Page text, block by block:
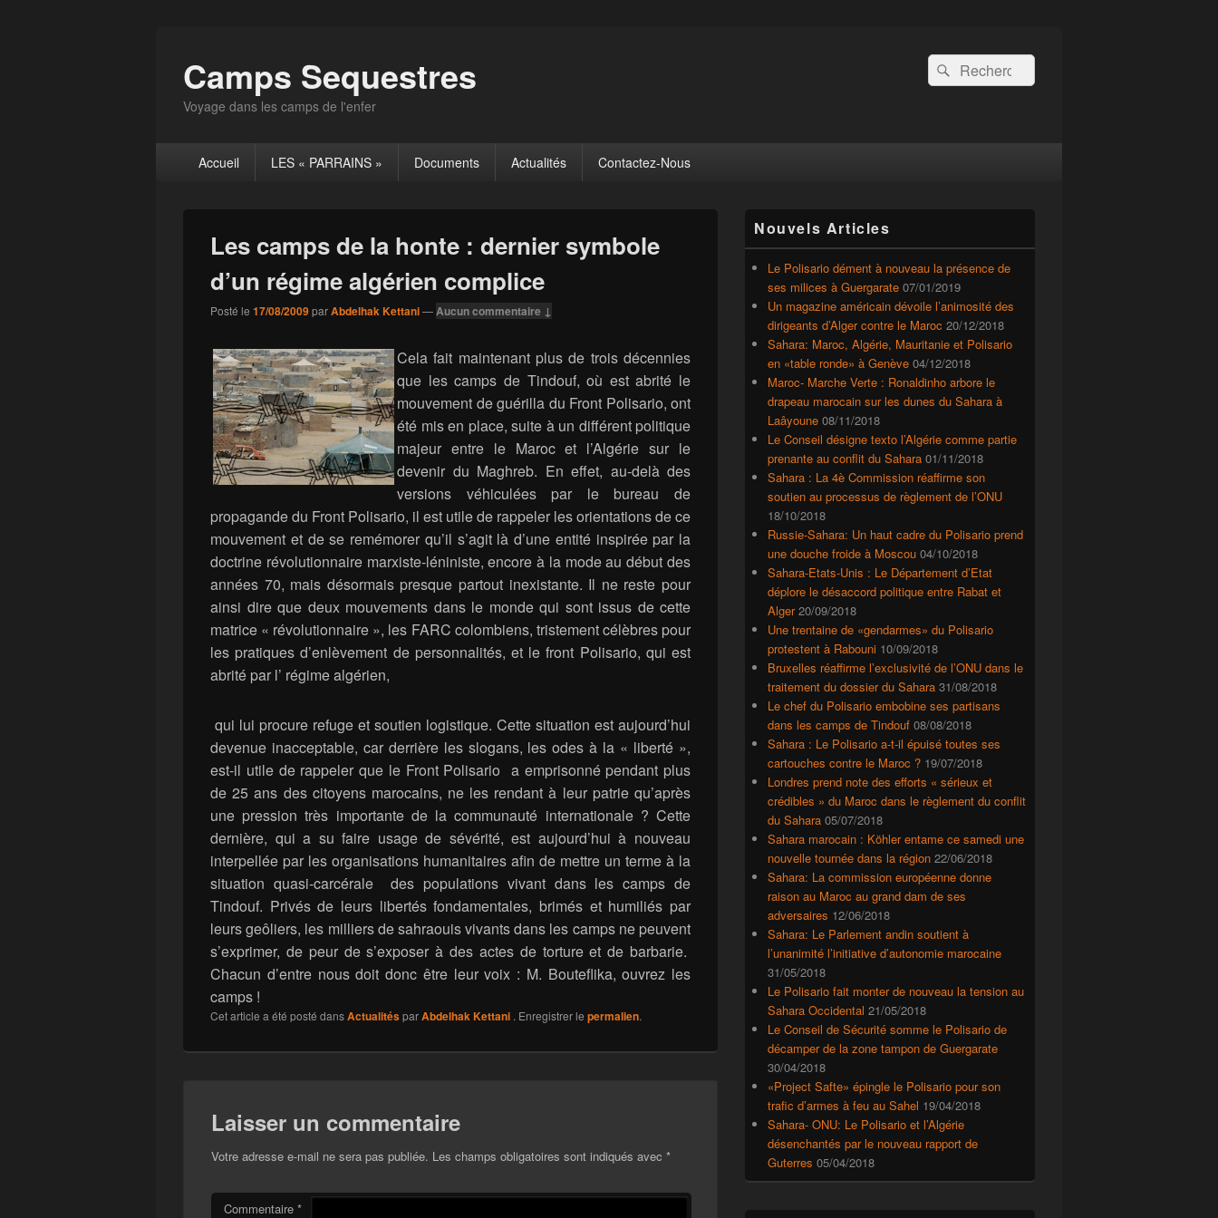
Camps Sequestres
Voyage dans les camps de l'enfer
Recherche :
Rechercher
principalAccueil LES « PARRAINS » Documents Actualités Contactez-Nous
Les camps de la honte : dernier symbole
d’un régime algérien complice
Posté le 17/08/2009parAbdelhak Kettani—Aucun commentaire ↓
Cela fait maintenant plus de trois décennies
que les camps de Tindouf, où est abrité le
mouvement de guérilla du Front Polisario, ont
été mis en place, suite à un différent politique
majeur entre le Maroc et l’Algérie sur le
devenir du Maghreb. En effet, au-delà des
versions véhiculées par le bureau de
propagande du Front Polisario, il est utile de rappeler les orientations de ce
mouvement et de se remémorer qu’il s’agit là d’une entité inspirée par la
doctrine révolutionnaire marxiste-léniniste, encore à la mode au début des
années 70, mais désormais presque partout inexistante. Il ne reste pour
ainsi dire que deux mouvements dans le monde qui sont issus de cette
matrice « révolutionnaire », les FARC colombiens, tristement célèbres pour
les pratiques d’enlèvement de personnalités, et le front Polisario, qui est
abrité par l’ régime algérien,
qui lui procure refuge et soutien logistique. Cette situation est aujourd’hui
devenue inacceptable, car derrière les slogans, les odes à la « liberté »,
est-il utile de rappeler que le Front Polisario a emprisonné pendant plus
de 25 ans des citoyens marocains, ne les rendant à leur patrie qu’après
une pression très importante de la communauté internationale ? Cette
dernière, qui a su faire usage de sévérité, est aujourd’hui à nouveau
interpellée par les organisations humanitaires afin de mettre un terme à la
situation quasi-carcérale des populations vivant dans les camps de
Tindouf. Privés de leurs libertés fondamentales, brimés et humiliés par
leurs geôliers, les milliers de sahraouis vivants dans les camps ne peuvent
s’exprimer, de peur de s’exposer à des actes de torture et de barbarie.
Chacun d’entre nous doit donc être leur voix : M. Bouteflika, ouvrez les
camps !
Cet article a été posté dansActualitésparAbdelhak Kettani . Enregistrer le permalien.
Laisser un commentaire
Votre adresse e-mail ne sera pas publiée. Les champs obligatoires sont indiqués avec *
Commentaire *
principale
de
widget
barre
latérale
Nouvels Articles
Le Polisario dément à nouveau la présence de
ses milices à Guergarate 07/01/2019
Un magazine américain dévoile l’animosité des
dirigeants d’Alger contre le Maroc 20/12/2018
Sahara: Maroc, Algérie, Mauritanie et Polisario
en «table ronde» à Genève 04/12/2018
Maroc- Marche Verte : Ronaldinho arbore le
drapeau marocain sur les dunes du Sahara à
Laâyoune 08/11/2018
Le Conseil désigne texto l’Algérie comme partie
prenante au conflit du Sahara 01/11/2018
Sahara : La 4è Commission réaffirme son
soutien au processus de règlement de l’ONU
18/10/2018
Russie-Sahara: Un haut cadre du Polisario prend
une douche froide à Moscou 04/10/2018
Sahara-Etats-Unis : Le Département d’Etat
déplore le désaccord politique entre Rabat et
Alger 20/09/2018
Une trentaine de «gendarmes» du Polisario
protestent à Rabouni 10/09/2018
Bruxelles réaffirme l’exclusivité de l’ONU dans le
traitement du dossier du Sahara 31/08/2018
Le chef du Polisario embobine ses partisans
dans les camps de Tindouf 08/08/2018
Sahara : Le Polisario a-t-il épuisé toutes ses
cartouches contre le Maroc ? 19/07/2018
Londres prend note des efforts « sérieux et
crédibles » du Maroc dans le règlement du conflit
du Sahara 05/07/2018
Sahara marocain : Köhler entame ce samedi une
nouvelle tournée dans la région 22/06/2018
Sahara: La commission européenne donne
raison au Maroc au grand dam de ses
adversaires 12/06/2018
Sahara: Le Parlement andin soutient à
l’unanimité l’initiative d’autonomie marocaine
31/05/2018
Le Polisario fait monter de nouveau la tension au
Sahara Occidental 21/05/2018
Le Conseil de Sécurité somme le Polisario de
décamper de la zone tampon de Guergarate
30/04/2018
«Project Safte» épingle le Polisario pour son
trafic d’armes à feu au Sahel 19/04/2018
Sahara- ONU: Le Polisario et l’Algérie
désenchantés par le nouveau rapport de
Guterres 05/04/2018